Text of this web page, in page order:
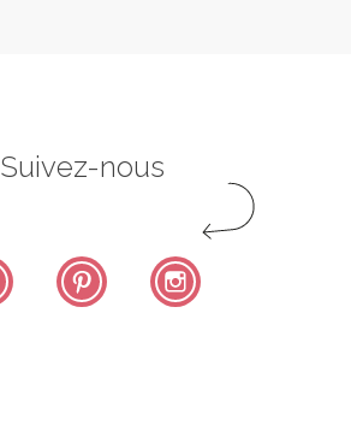
Suivez-nous
Facebook Pinterest